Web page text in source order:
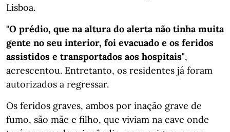
Lisboa.
"O prédio, que na altura do alerta não tinha muita
gente no seu interior, foi evacuado e os feridos
assistidos e transportados aos hospitais",
acrescentou. Entretanto, os residentes já foram
autorizados a regressar.
Os feridos graves, ambos por inação grave de
fumo, são mãe e filho, que viviam na cave onde